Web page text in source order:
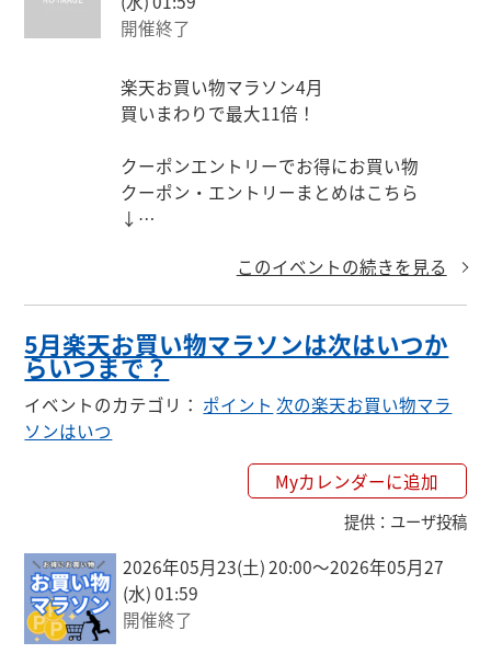
開催終了
楽天お買い物マラソン4月
買いまわりで最大11倍！
クーポンエントリーでお得にお買い物
クーポン・エントリーまとめはこちら
↓
このイベントの続きを見る
5月楽天お買い物マラソンは次はいつか
らいつまで？
イベントのカテゴリ ： ポイント 次の楽天お買い物マラ
ソンはいつ
Myカレンダーに追加
提供： ユーザ投稿
2026年05月23(土) 20:00〜2026年05月27
(水) 01:59
開催終了